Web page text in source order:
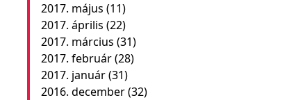
2017. május (11)
2017. április (22)
2017. március (31)
2017. február(28)
2017. január(31)
2016. december(32)